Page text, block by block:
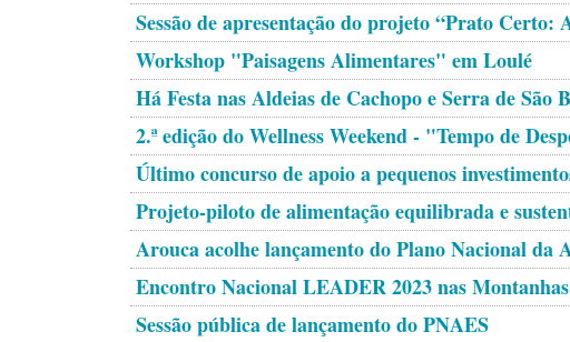
Sessão de apresentação do projeto “Prato Certo:
Workshop "Paisagens Alimentares" em Loulé
Há Festa nas Aldeias de Cachopo e Serra de São
2.ª edição do Wellness Weekend - "Tempo de
Último concurso de apoio a pequenos
Projeto-piloto de alimentação equilibrada e
Arouca acolhe lançamento do Plano Nacional da
Encontro Nacional LEADER 2023 nas
Sessão pública de lançamento do PNAES